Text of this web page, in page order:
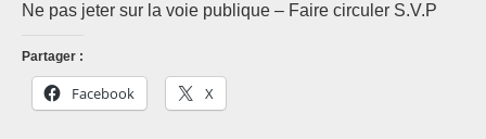
Ne pas jeter sur la voie publique – Faire circuler S.V.P
Partager :
Facebook X